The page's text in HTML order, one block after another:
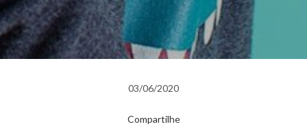
03/06/2020
Compartilhe